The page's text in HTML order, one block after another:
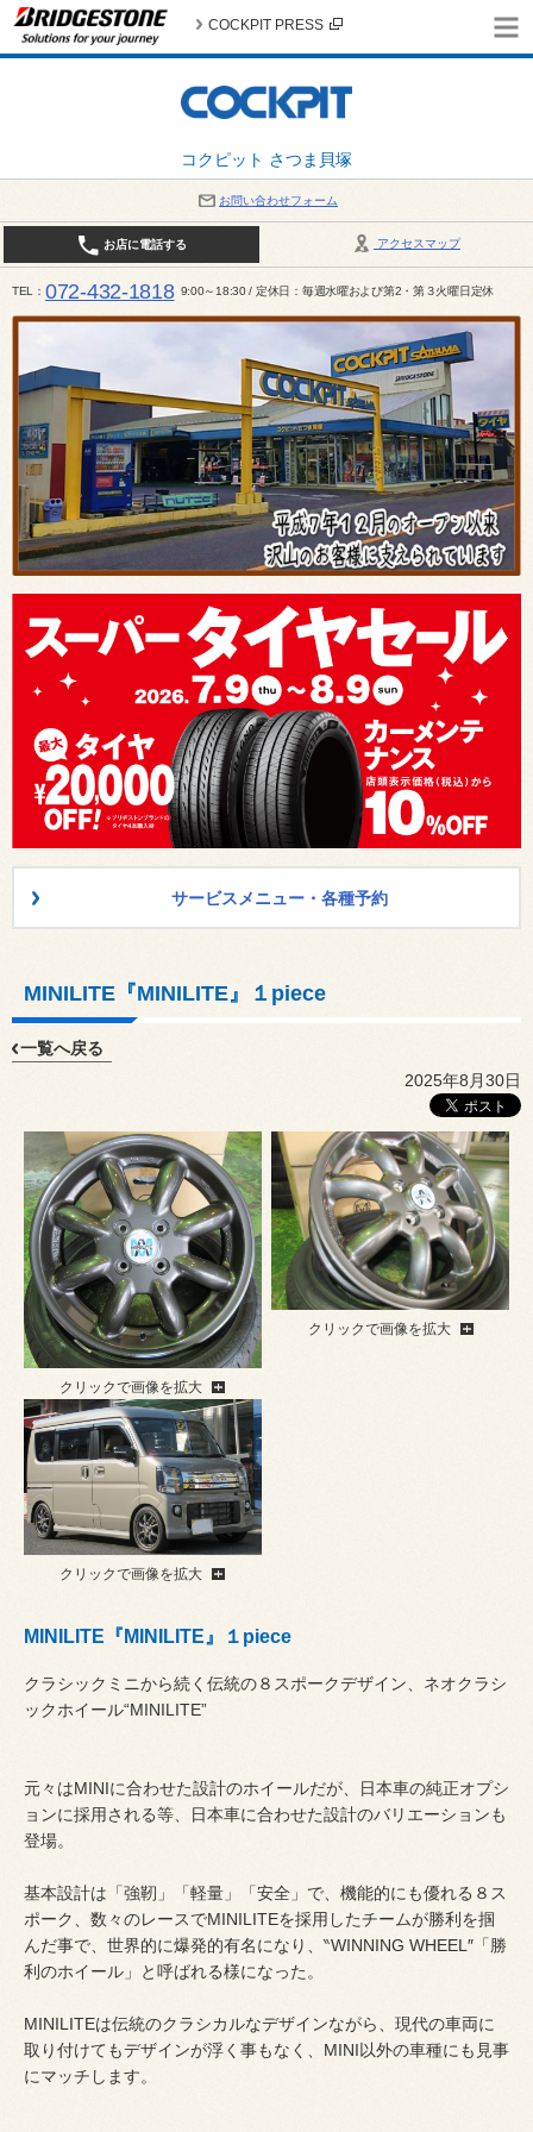
コクピット さつま貝塚
COCKPIT PRESS
お問い合わせフォーム
アクセスマップ
お店に電話する
TEL 072-432-1818 9:00～18:30 / 定休日：毎週水曜および第2・第３火曜日定休
サービスメニュー・各種予約
MINILITE『MINILITE』１piece
一覧へ戻る
2025年8月30日
クリックで画像を拡大
クリックで画像を拡大
クリックで画像を拡大
MINILITE『MINILITE』１piece
クラシックミニから続く伝統の８スポークデザイン、ネオクラシ
ックホイール“MINILITE”
元々はMINIに合わせた設計のホイールだが、日本車の純正オプシ
ョンに採用される等、日本車に合わせた設計のバリエーションも
登場。
基本設計は「強靭」「軽量」「安全」で、機能的にも優れる８ス
ポーク、数々のレースでMINILITEを採用したチームが勝利を掴
んだ事で、世界的に爆発的有名になり、‶WINNING WHEEL″「勝
利のホイール」と呼ばれる様になった。
MINILITEは伝統のクラシカルなデザインながら、現代の車両に
取り付けてもデザインが浮く事もなく、MINI以外の車種にも見事
にマッチします。